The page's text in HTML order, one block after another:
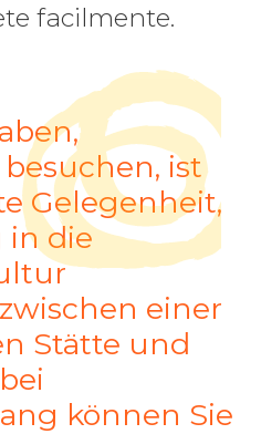
facilmente.
ist
Gelegenheit,
in die
einer
Stätte und
können Sie